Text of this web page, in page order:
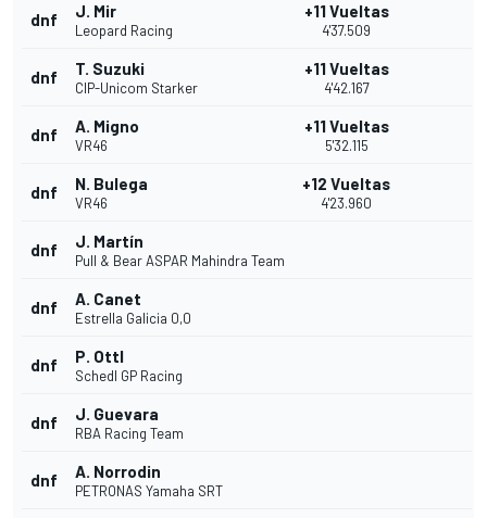
dnf J. Mir
Leopard Racing
+11 Vueltas
4'37.509
dnf T. Suzuki
CIP-Unicom Starker
+11 Vueltas
4'42.167
dnf A. Migno
VR46
+11 Vueltas
5'32.115
dnf N. Bulega
VR46
+12 Vueltas
4'23.960
dnf J. Martín
Pull & Bear ASPAR Mahindra Team
dnf A. Canet
Estrella Galicia 0,0
dnf P. Ottl
Schedl GP Racing
dnf J. Guevara
RBA Racing Team
dnf A. Norrodin
PETRONAS Yamaha SRT